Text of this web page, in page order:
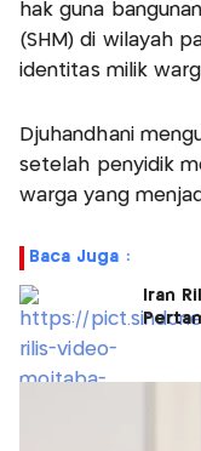
hak guna
(SHM) di wilayah
identitas milik
Djuhandhani
setelah penyidik
warga yang
Baca Juga :
Iran